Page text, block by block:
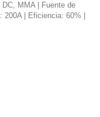
DC, MMA | Fuente de
| Eficiencia: 60% |